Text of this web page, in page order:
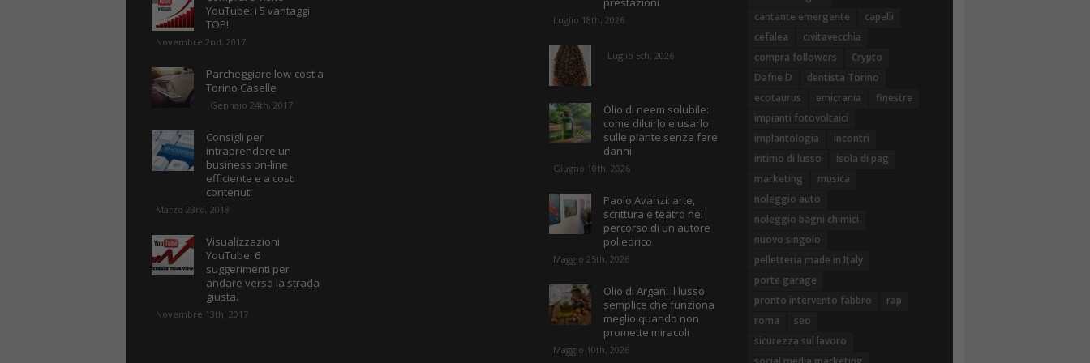
YouTube: i 5 vantaggi
TOP!
Novembre 2nd, 2017
Parcheggiare low-cost a
Torino Caselle
Gennaio 24th, 2017
Consigli per
intraprendere un
business on-line
efficiente e a costi
contenuti
Marzo 23rd, 2018
Visualizzazioni
YouTube: 6
suggerimenti per
andare verso la strada
giusta.
Novembre 13th, 2017
Luglio 18th, 2026
Luglio 5th, 2026
Olio di neem solubile:
come diluirlo e usarlo
sulle piante senza fare
danni
Giugno 10th, 2026
Paolo Avanzi: arte,
scrittura e teatro nel
percorso di un autore
poliedrico
Maggio 25th, 2026
Olio di Argan: il lusso
semplice che funziona
meglio quando non
promette miracoli
Maggio 10th, 2026
cantante emergente
capelli
cefalea
civitavecchia
compra followers
Crypto
Dafne D
dentista Torino
ecotaurus
emicrania
finestre
impianti fotovoltaici
implantologia
incontri
intimo di lusso
isola di pag
marketing
musica
noleggio auto
noleggio bagni chimici
nuovo singolo
pelletteria made in Italy
porte garage
pronto intervento fabbro
rap
roma
seo
sicurezza sul lavoro